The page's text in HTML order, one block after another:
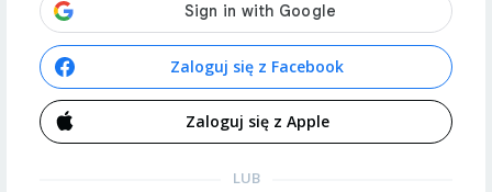
Zaloguj się z Facebook
Zaloguj się z Apple
LUB